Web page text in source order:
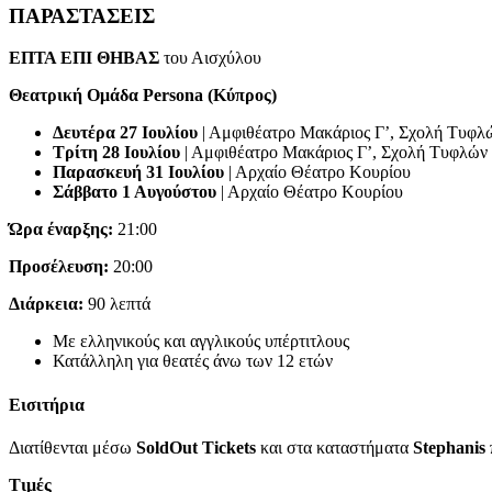
ΠΑΡΑΣΤΑΣΕΙΣ
ΕΠΤΑ ΕΠΙ ΘΗΒΑΣ του Αισχύλου
Θεατρική Ομάδα Persona (Κύπρος)
Δευτέρα 27 Ιουλίου | Αμφιθέατρο Μακάριος Γ’, Σχολή
Τρίτη 28 Ιουλίου | Αμφιθέατρο Μακάριος Γ’, Σχολή Τυφλών
Παρασκευή 31 Ιουλίου | Αρχαίο Θέατρο Κουρίου
Σάββατο 1 Αυγούστου | Αρχαίο Θέατρο Κουρίου
Ώρα έναρξης: 21:00
Προσέλευση: 20:00
Διάρκεια: 90 λεπτά
Με ελληνικούς και αγγλικούς υπέρτιτλους
Κατάλληλη για θεατές άνω των 12 ετών
Εισιτήρια
Διατίθενται μέσω SoldOut Tickets και στα καταστήματα Stephanis
Τιμές